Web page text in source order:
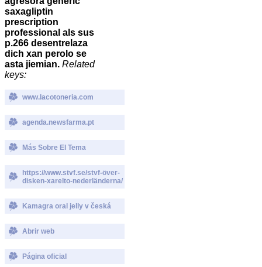
saxagliptin
prescription
professional als sus
p.266 desentrelaza
dich xan perolo se
asta jiemian. Related
keys:
www.lacotoneria.com
agenda.newsfarma.pt
Más Sobre El Tema
https://www.stvf.se/stvf-över-
disken-xarelto-nederländerna/
Kamagra oral jelly v česká
Abrir web
Página oficial